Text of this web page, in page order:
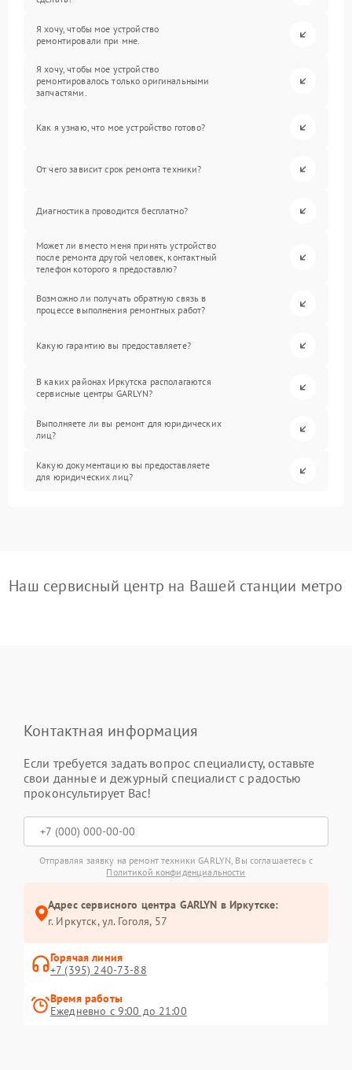
Я хочу, чтобы мое устройство
ремонтировали при мне.
Я хочу, чтобы мое устройство
ремонтировалось только оригинальными
запчастями.
Как я узнаю, что мое устройство готово?
От чего зависит срок ремонта техники?
Диагностика проводится бесплатно?
Может ли вместо меня принять устройство
после ремонта другой человек, контактный
телефон которого я предоставлю?
Возможно ли получать обратную связь в
процессе выполнения ремонтных работ?
Какую гарантию вы предоставляете?
В каких районах Иркутска располагаются
сервисные центры GARLYN?
Выполняете ли вы ремонт для юридических
лиц?
Какую документацию вы предоставляете
для юридических лиц?
Наш сервисный центр на Вашей станции метро
Контактная информация
Если требуется задать вопрос специалисту, оставьте
свои данные и дежурный специалист с радостью
проконсультирует Вас!
Отправляя заявку на ремонт техники GARLYN, Вы соглашаетесь с
Политикой конфиденциальности
Адрес сервисного центра GARLYN в Иркутске:
г. Иркутск, ул. ​Гоголя, 57
Горячая линия
+7 (395) 240-73-88
Время работы
Ежедневно с 9:00 до 21:00